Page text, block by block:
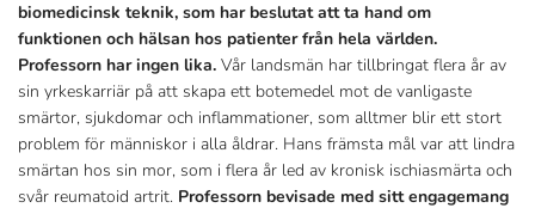
biomedicinsk teknik, som har beslutat att ta hand om
funktionen och hälsan hos patienter från hela världen.
Professorn har ingen lika. Vår landsmän har tillbringat flera år av
sin yrkeskarriär på att skapa ett botemedel mot de vanligaste
smärtor, sjukdomar och inflammationer, som alltmer blir ett stort
problem för människor i alla åldrar. Hans främsta mål var att lindra
smärtan hos sin mor, som i flera år led av kronisk ischiasmärta och
svår reumatoid artrit. Professorn bevisade med sitt engagemang